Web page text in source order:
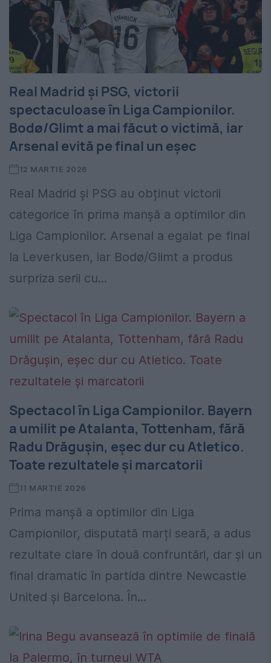
Real Madrid și PSG, victorii
spectaculoase în Liga Campionilor.
Bodø/Glimt a mai făcut o victimă, iar
Arsenal evită pe final un eșec
12 MARTIE 2026
Real Madrid și PSG au obținut victorii
categorice în prima manșă a optimilor din
Liga Campionilor. Arsenal a egalat pe final
la Leverkusen, iar Bodø/Glimt a produs
surpriza serii cu...
Spectacol în Liga Campionilor. Bayern
a umilit pe Atalanta, Tottenham, fără
Radu Drăgușin, eșec dur cu Atletico.
Toate rezultatele și marcatorii
11 MARTIE 2026
Prima manșă a optimilor din Liga
Campionilor, disputată marți seară, a adus
rezultate clare în două confruntări, dar și un
final dramatic în partida dintre Newcastle
United și Barcelona. În...